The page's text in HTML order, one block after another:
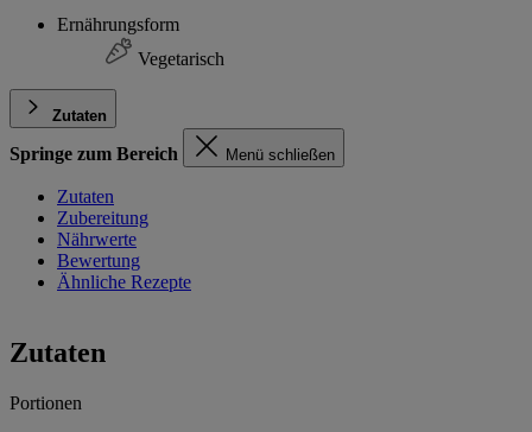
Ernährungsform
Vegetarisch
Zutaten
Springe zum Bereich Menü schließen
Zutaten
Zubereitung
Nährwerte
Bewertung
Ähnliche Rezepte
Zutaten
Portionen